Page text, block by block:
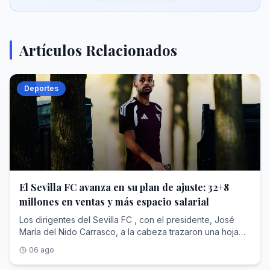
Artículos Relacionados
Deportes
El Sevilla FC avanza en su plan de ajuste: 32+8
millones en ventas y más espacio salarial
Los dirigentes del Sevilla FC , con el presidente, José
María del Nido Carrasco, a la cabeza trazaron una hoja
como base la necesidad de conseguir plusvalías y abrir
espacio salarial para las inscripciones. La primera parte
06 ago